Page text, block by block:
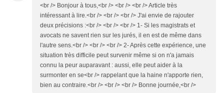
<br /> Bonjour à tous,<br /> <br /> <br /> Article très
intéressant à lire.<br /> <br /> <br /> J'ai envie de rajouter
deux précisions :<br /> <br /> <br /> 1- Si les magistrats et
avocats ne savent rien sur les jurés, il en est de même dans
l'autre sens.<br /> <br /> <br /> 2- Après cette expérience, une
situation très difficile peut survenir même si on n'a jamais
connu la peur auparavant : aussi, elle peut aider à la
surmonter en se<br /> rappelant que la haine n'apporte rien,
bien au contraire.<br /> <br /> <br /> Bonne journée,<br />